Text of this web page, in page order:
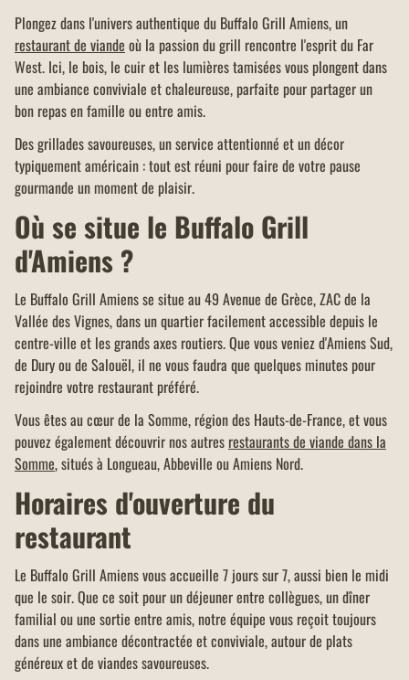
Plongez dans l'univers authentique du Buffalo Grill Amiens, un
restaurant de viande où la passion du grill rencontre l'esprit du Far
West. Ici, le bois, le cuir et les lumières tamisées vous plongent dans
une ambiance conviviale et chaleureuse, parfaite pour partager un
bon repas en famille ou entre amis.
Des grillades savoureuses, un service attentionné et un décor
typiquement américain : tout est réuni pour faire de votre pause
gourmande un moment de plaisir.
Où se situe le Buffalo Grill
d'Amiens ?
Le Buffalo Grill Amiens se situe au 49 Avenue de Grèce, ZAC de la
Vallée des Vignes, dans un quartier facilement accessible depuis le
centre-ville et les grands axes routiers. Que vous veniez d'Amiens Sud,
de Dury ou de Salouël, il ne vous faudra que quelques minutes pour
rejoindre votre restaurant préféré.
Vous êtes au cœur de la Somme, région des Hauts-de-France, et vous
pouvez également découvrir nos autres restaurants de viande dans la
Somme, situés à Longueau, Abbeville ou Amiens Nord.
Horaires d'ouverture du
restaurant
Le Buffalo Grill Amiens vous accueille 7 jours sur 7, aussi bien le midi
que le soir. Que ce soit pour un déjeuner entre collègues, un dîner
familial ou une sortie entre amis, notre équipe vous reçoit toujours
dans une ambiance décontractée et conviviale, autour de plats
généreux et de viandes savoureuses.